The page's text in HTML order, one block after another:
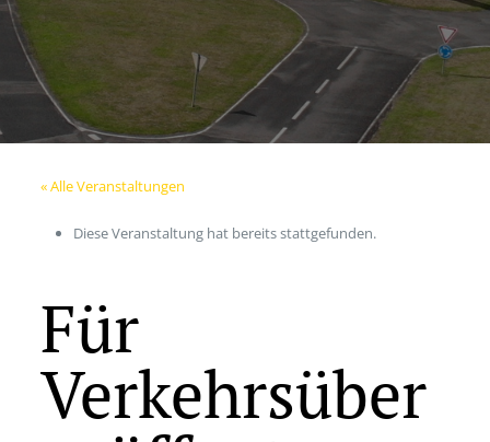
« Alle Veranstaltungen
Diese Veranstaltung hat bereits stattgefunden.
Für
Verkehrsüber